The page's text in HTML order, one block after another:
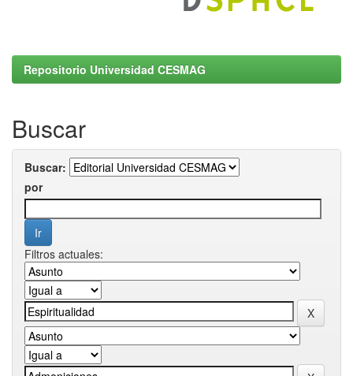
Repositorio Universidad CESMAG
Buscar
Buscar:
por
Filtros actuales: